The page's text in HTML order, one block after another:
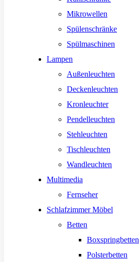
Mikrowellen
Spülenschränke
Spülmaschinen
Lampen
Außenleuchten
Deckenleuchten
Kronleuchter
Pendelleuchten
Stehleuchten
Tischleuchten
Wandleuchten
Multimedia
Fernseher
Schlafzimmer Möbel
Betten
Boxspringbetten
Polsterbetten